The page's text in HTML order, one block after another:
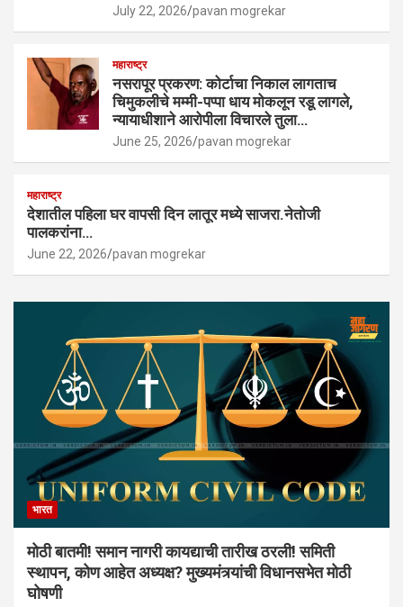
July 22, 2026 pavan mogrekar
महाराष्ट्र
नसरापूर प्रकरण: कोर्टाचा निकाल लागताच
चिमुकलीचे मम्मी-पप्पा धाय मोकलून रडू लागले,
न्यायाधीशाने आरोपीला विचारले तुला…
June 25, 2026 pavan mogrekar
महाराष्ट्र
देशातील पहिला घर वापसी दिन लातूर मध्ये साजरा.नेतोजी
पालकरांना…
June 22, 2026 pavan mogrekar
भारत
मोठी बातमी! समान नागरी कायद्याची तारीख ठरली! समिती
स्थापन, कोण आहेत अध्यक्ष? मुख्यमंत्र्यांची विधानसभेत मोठी
घोषणी